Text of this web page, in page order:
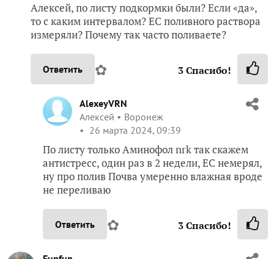
Алексей, по листу подкормки были? Если «да»,
то с каким интервалом? ЕС поливного раствора
измеряли? Почему так часто поливаете?
Ответить ✿ 3Спасибо!
AlexeyVRN
Алексей
Воронеж
26 марта 2024, 09:39
По листу только Аминофол nrk так скажем
антистресс, один раз в 2 недели, ЕС немерял,
ну про полив Почва умеренно влажная вроде
не переливаю
Ответить ✿ 3Спасибо!